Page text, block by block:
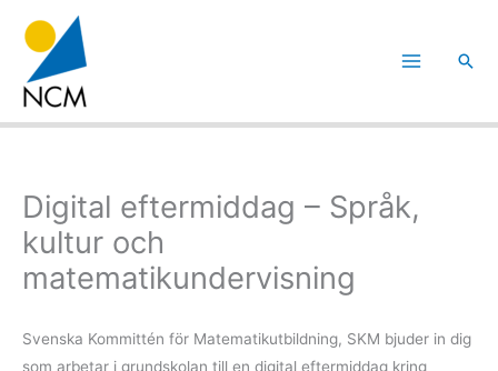
innehåll
Sök
Digital eftermiddag – Språk,
kultur och
matematikundervisning
Svenska Kommittén för Matematikutbildning, SKM bjuder in dig
som arbetar i grundskolan till en digital eftermiddag kring